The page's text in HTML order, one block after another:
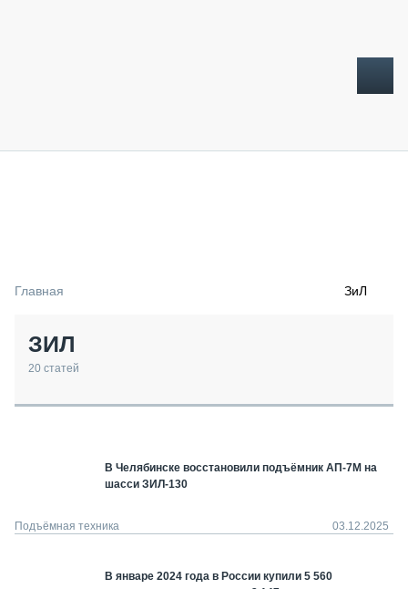
ИСПЫТАТЕЛИ
МЕРОПРИЯТИЯ
О ПРОЕКТЕ
Главная ЗиЛ
ЗИЛ
20 статей
В Челябинске восстановили подъёмник АП-7М на
шасси ЗИЛ-130
Подъёмная техника 03.12.2025
В январе 2024 года в России купили 5 560